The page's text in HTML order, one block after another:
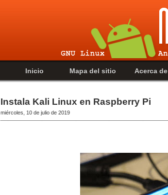
Inicio Mapa del sitio Acerca de
Instala Kali Linux en Raspberry Pi
miércoles, 10 de julio de 2019